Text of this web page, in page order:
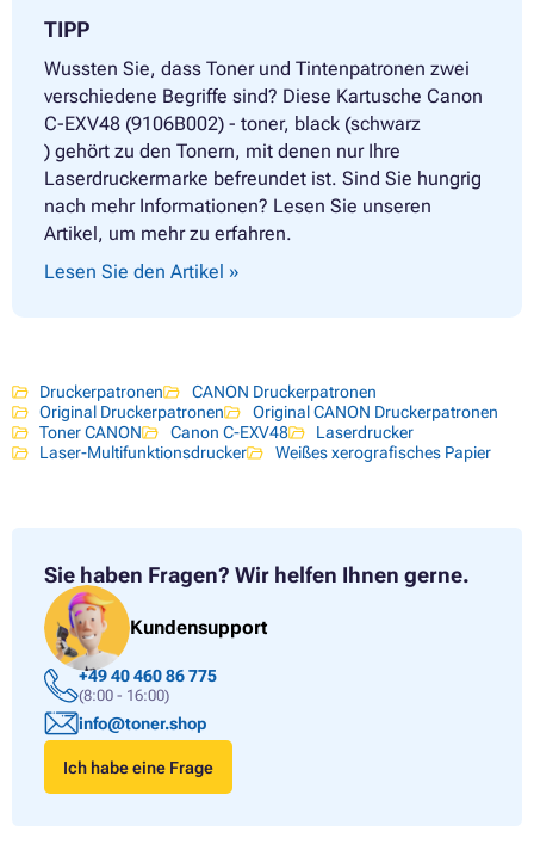
TIPP
Wussten Sie, dass Toner und Tintenpatronen zwei
verschiedene Begriffe sind? Diese Kartusche Canon
C-EXV48 (9106B002) - toner, black (schwarz
) gehört zu den Tonern, mit denen nur Ihre
Laserdruckermarke befreundet ist. Sind Sie hungrig
nach mehr Informationen? Lesen Sie unseren
Artikel, um mehr zu erfahren.
Lesen Sie den Artikel »
Druckerpatronen
CANON Druckerpatronen
Original Druckerpatronen
Original CANON Druckerpatronen
Toner CANON
Canon C-EXV48
Laserdrucker
Laser-Multifunktionsdrucker
Weißes xerografisches Papier
Sie haben Fragen? Wir helfen Ihnen gerne.
Kundensupport
+49 40 460 86 775
(8:00 - 16:00)
info@toner.shop
Ich habe eine Frage